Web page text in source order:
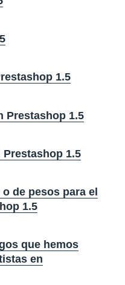
1.5
Prestashop 1.5
1.5
de pesos para el
1.5
que hemos
en